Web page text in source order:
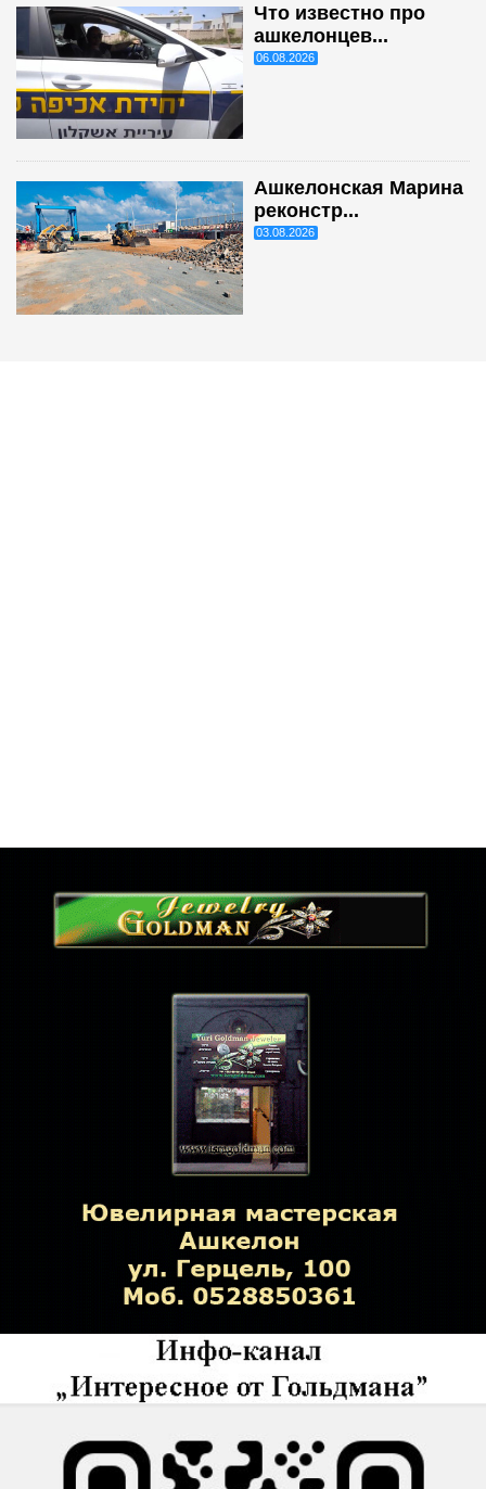
Что известно про
ашкелонцев...
06.08.2026
Ашкелонская Марина
реконстр...
03.08.2026